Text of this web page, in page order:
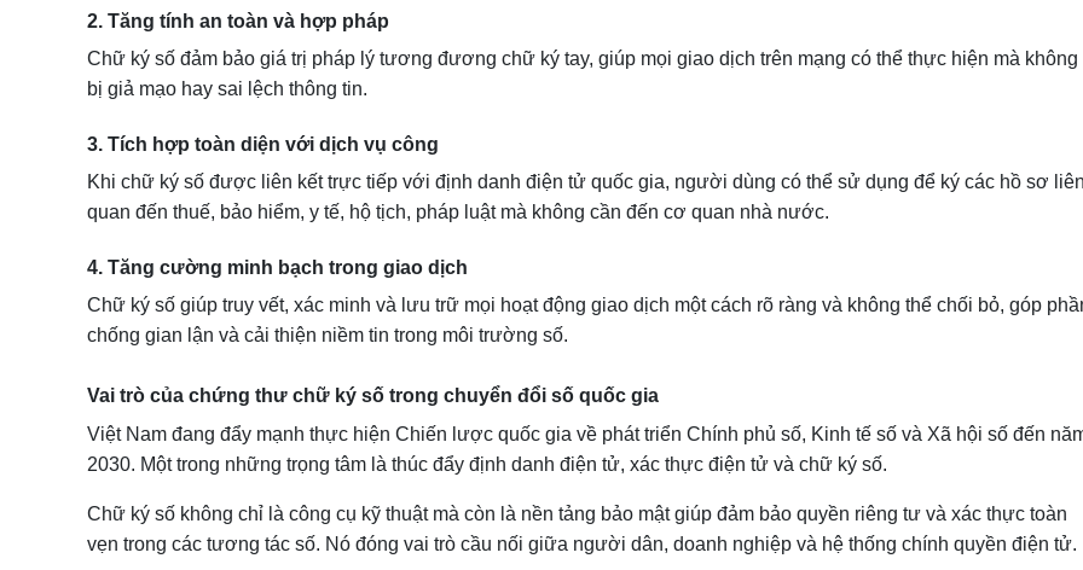
2. Tăng tính an toàn và hợp pháp
Chữ ký số đảm bảo giá trị pháp lý tương đương chữ ký tay, giúp mọi giao dịch trên mạng có thể thực hiện mà không
bị giả mạo hay sai lệch thông tin.
3. Tích hợp toàn diện với dịch vụ công
Khi chữ ký số được liên kết trực tiếp với định danh điện tử quốc gia, người dùng có thể sử dụng để ký các hồ sơ liên
quan đến thuế, bảo hiểm, y tế, hộ tịch, pháp luật mà không cần đến cơ quan nhà nước.
4. Tăng cường minh bạch trong giao dịch
Chữ ký số giúp truy vết, xác minh và lưu trữ mọi hoạt động giao dịch một cách rõ ràng và không thể chối bỏ, góp
chống gian lận và cải thiện niềm tin trong môi trường số.
Vai trò của chứng thư chữ ký số trong chuyển đổi số quốc gia
Việt Nam đang đẩy mạnh thực hiện Chiến lược quốc gia về phát triển Chính phủ số, Kinh tế số và Xã hội số đến
2030. Một trong những trọng tâm là thúc đẩy định danh điện tử, xác thực điện tử và chữ ký số.
Chữ ký số không chỉ là công cụ kỹ thuật mà còn là nền tảng bảo mật giúp đảm bảo quyền riêng tư và xác thực toàn
vẹn trong các tương tác số. Nó đóng vai trò cầu nối giữa người dân, doanh nghiệp và hệ thống chính quyền điện tử.